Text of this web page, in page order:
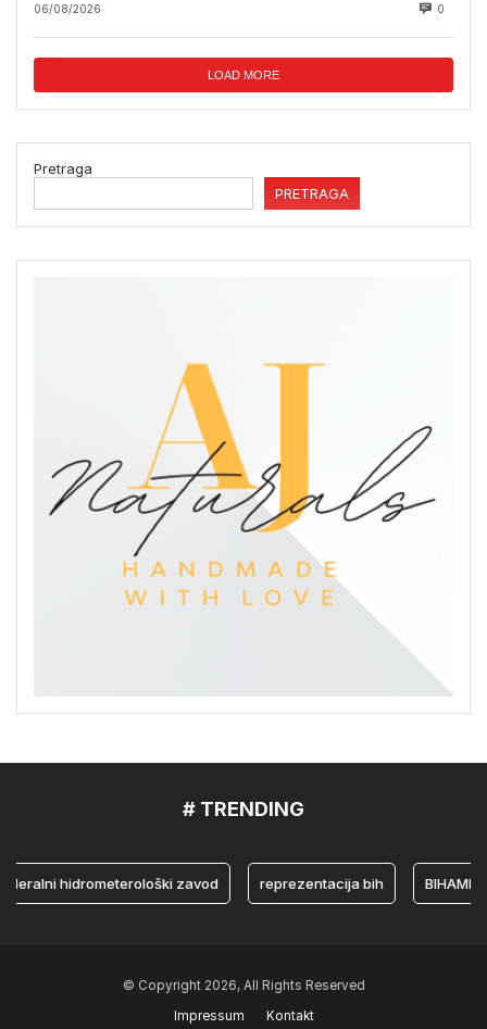
06/08/2026 0
LOAD MORE
Pretraga
PRETRAGA
# TRENDING
hidrometerološki zavod reprezentacija bih BIHAMK
© Copyright 2026, All Rights Reserved
Impressum
Kontakt